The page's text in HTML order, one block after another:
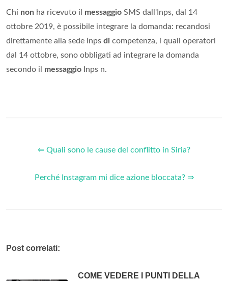
Chi non ha ricevuto il messaggio SMS dall'Inps, dal 14
ottobre 2019, è possibile integrare la domanda: recandosi
direttamente alla sede Inps di competenza, i quali operatori
dal 14 ottobre, sono obbligati ad integrare la domanda
secondo il messaggio Inps n.
⇐ Quali sono le cause del conflitto in Siria?
Perché Instagram mi dice azione bloccata? ⇒
Post correlati:
COME VEDERE I PUNTI DELLA